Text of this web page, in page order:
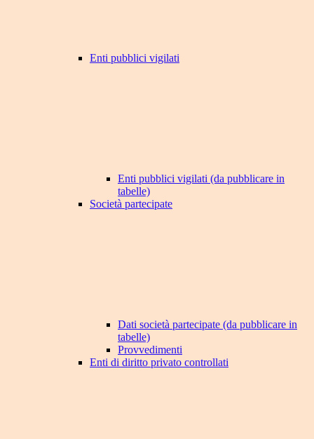
Enti pubblici vigilati
Enti pubblici vigilati (da pubblicare in
tabelle)
Società partecipate
Dati società partecipate (da pubblicare in
tabelle)
Provvedimenti
Enti di diritto privato controllati